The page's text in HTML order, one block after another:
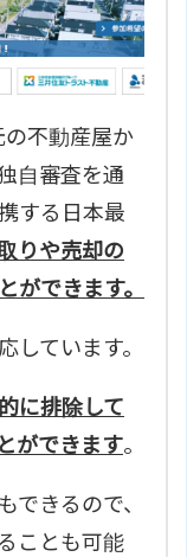
不動産屋か
自審査を通
する日本最
りや売却の
ができます。
しています。
に排除して
ができます。
できるので、
ことも可能